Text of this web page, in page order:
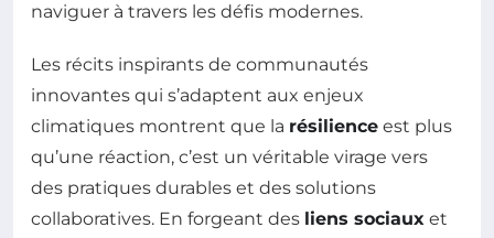
naviguer à travers les défis modernes.
Les récits inspirants de communautés
innovantes qui s’adaptent aux enjeux
climatiques montrent que la résilience est plus
qu’une réaction, c’est un véritable virage vers
des pratiques durables et des solutions
collaboratives. En forgeant des liens sociaux et